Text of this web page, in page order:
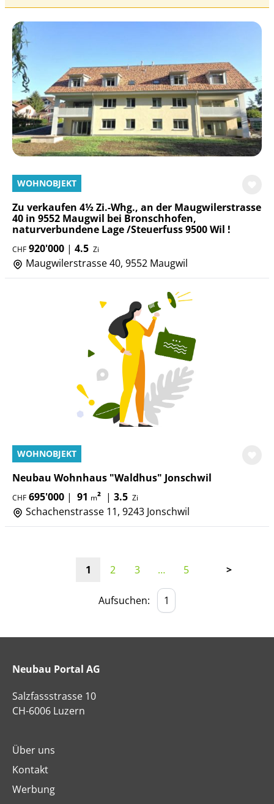
WOHNOBJEKT
Zu verkaufen 4½ Zi.-Whg., an der Maugwilerstrasse
40 in 9552 Maugwil bei Bronschhofen,
naturverbundene Lage /Steuerfuss 9500 Wil !
CHF 920'000 | 4.5 Zi
Maugwilerstrasse 40, 9552 Maugwil
WOHNOBJEKT
Neubau Wohnhaus "Waldhus" Jonschwil
CHF 695'000 | 91 m² | 3.5 Zi
Schachenstrasse 11, 9243 Jonschwil
1 2 3 … 5 >
Aufsuchen:
Neubau Portal AG
Salzfassstrasse 10
CH-6006 Luzern
Über uns
Kontakt
Werbung